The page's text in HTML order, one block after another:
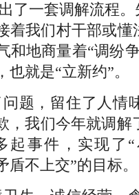
了一套调解流程。
着我们村干部或懂
和地商量着“调纷
就是“立新约”。
题，留住了人情
，我们今年就调解
起事件，实现了
不上交”的目标。